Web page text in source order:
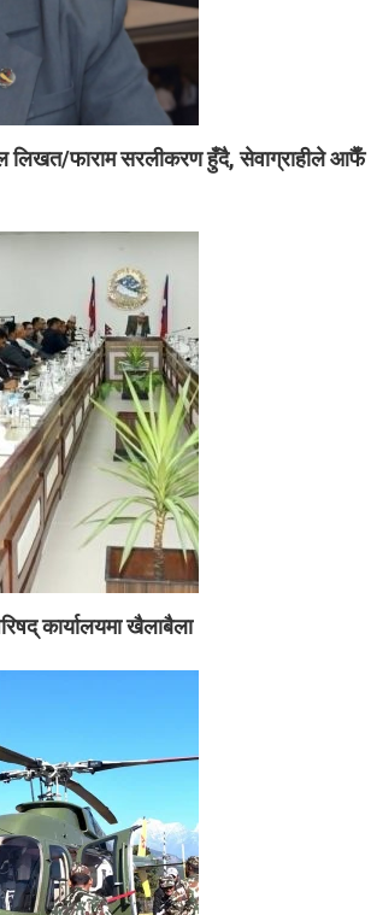
लिखत/फाराम सरलीकरण हुँदै, सेवाग्राहीले आफैँ
कार्यालयमा खैलाबैला